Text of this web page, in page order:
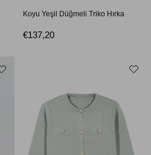
Koyu Yeşil Düğmeli Triko Hırka
€137,20